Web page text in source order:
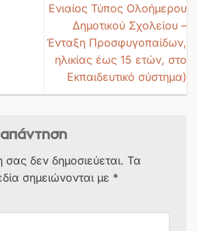
Ενιαίος Τύπος Ολοήμερου
Δημοτικού Σχολείου –
Ένταξη Προσφυγοπαίδων,
ηλικίας έως 15 ετών, στο
Εκπαιδευτικό σύστημα)
δεν δημοσιεύεται. Τα
σημειώνονται με *